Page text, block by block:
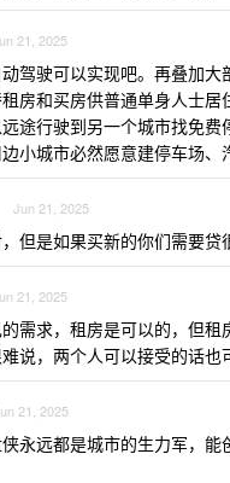
21, 2025
驾驶可以实现吧。再叠加
房和买房供普通单身人士
途行驶到另一个城市找免
小城市必然愿意建停车场
Jun 21, 2025
但是如果买新的你们需要贷
21, 2025
需求，租房是可以的，但
说，两个人可以接受的话也
21, 2025
永远都是城市的生力军，能